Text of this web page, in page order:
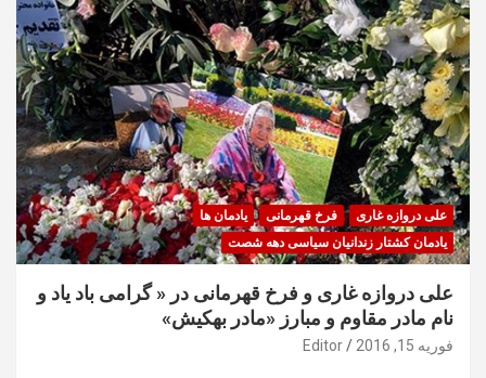
علی دروازه غاری فرخ قهرمانی
یادمان ها
یادمان کشتار زندانیان سیاسی دهه شصت
علی دروازه غاری و فرخ قهرمانی در « گرامی باد یاد و
نام مادر مقاوم و مبارز «مادر بهکیش»
فوریه 15, 2016 Editor